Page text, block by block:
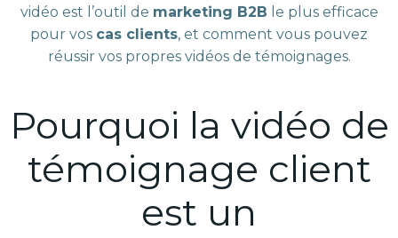
vidéo est l’outil de marketing B2B le plus efficace
pour vos cas clients, et comment vous pouvez
réussir vos propres vidéos de témoignages.
Pourquoi la vidéo de
témoignage client
est un